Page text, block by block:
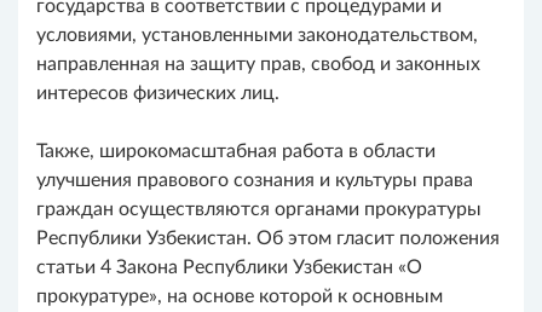
государства в соответствии с процедурами и
условиями, установленными законодательством,
направленная на защиту прав, свобод и законных
интересов физических лиц.
Также, широкомасштабная работа в области
улучшения правового сознания и культуры права
граждан осуществляются органами прокуратуры
Республики Узбекистан. Об этом гласит положения
статьи 4 Закона Республики Узбекистан «О
прокуратуре», на основе которой к основным